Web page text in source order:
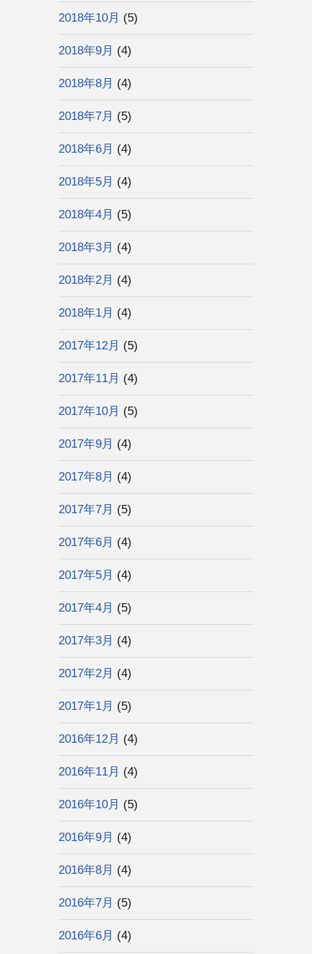
2018年10月 (5)
2018年9月 (4)
2018年8月 (4)
2018年7月 (5)
2018年6月 (4)
2018年5月 (4)
2018年4月 (5)
2018年3月 (4)
2018年2月 (4)
2018年1月 (4)
2017年12月 (5)
2017年11月 (4)
2017年10月 (5)
2017年9月 (4)
2017年8月 (4)
2017年7月 (5)
2017年6月 (4)
2017年5月 (4)
2017年4月 (5)
2017年3月 (4)
2017年2月 (4)
2017年1月 (5)
2016年12月 (4)
2016年11月 (4)
2016年10月 (5)
2016年9月 (4)
2016年8月 (4)
2016年7月 (5)
2016年6月 (4)